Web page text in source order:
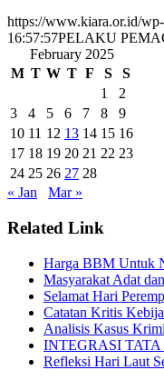
https://www.kiara.or.id/
16:57:57PELAKU
February 2025
M T W T F S
S
1
2
3
4 5 6 7 8
9
10 11 12 13 14 15 16
17 18 19 20 21 22 23
24 25 26 27 28
« Jan
Mar »
Related Link
Harga BBM Untuk
Masyarakat Adat
Selamat Hari
Catatan Kritis
Analisis Kasus
INTEGRASI TATA
Refleksi Hari Laut